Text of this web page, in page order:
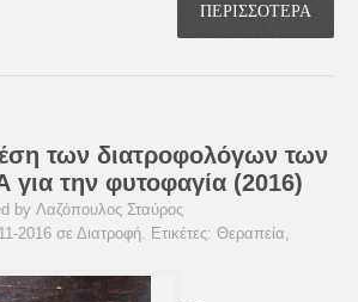
ΠΕΡΙΣΣΟΤΕΡΑ
των διατροφολόγων των
για την φυτοφαγία (2016)
by Λαζόπουλος Σταύρος
2016 σε Διατροφή. Ετικέτες: Θεραπεία,